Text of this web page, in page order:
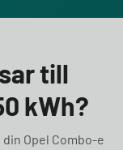
till
kWh?
Opel Combo-e